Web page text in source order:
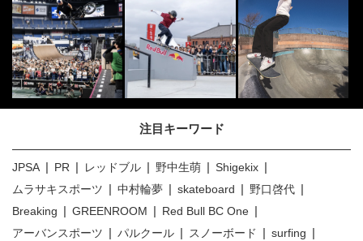
注目キーワード
JPSA PR レッドブル 野中生萌
Shigekix
ムラサキスポーツ
中村輪夢 skateboard
野口啓代
Breaking
GREENROOM
Red Bull BC One
アーバンスポーツ
パルクール スノーボード
surfing